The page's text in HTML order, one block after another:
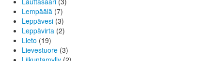
Lempäälä (7)
Leppävesi (3)
Leppävirta (2)
Lieto (19)
Lievestuore (3)